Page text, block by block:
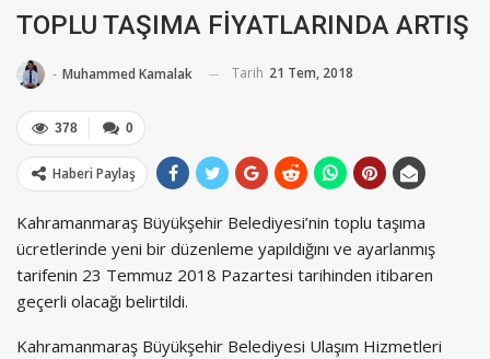
TOPLU TAŞIMA FİYATLARINDA ARTIŞ
- Muhammed Kamalak Tarih 21 Tem, 2018
0
378
Haberi Paylaş
Kahramanmaraş Büyükşehir Belediyesi’nin toplu taşıma
ücretlerinde yeni bir düzenleme yapıldığını ve ayarlanmış
tarifenin 23 Temmuz 2018 Pazartesi tarihinden itibaren
geçerli olacağı belirtildi.
Kahramanmaraş Büyükşehir Belediyesi Ulaşım Hizmetleri